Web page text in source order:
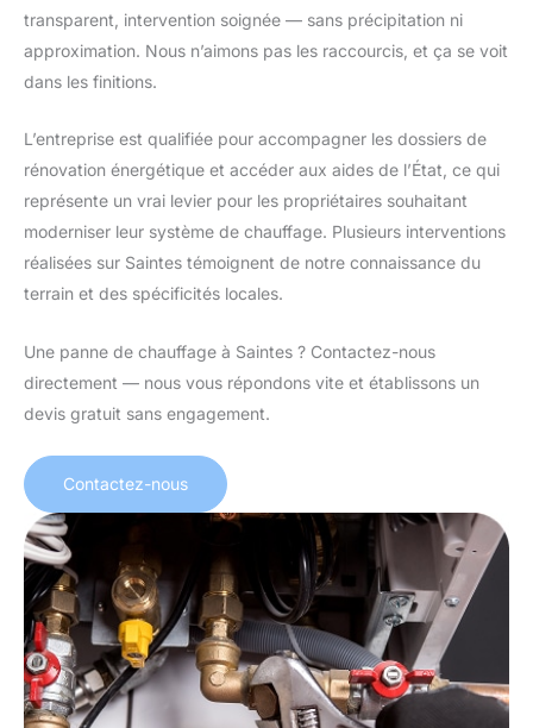
transparent, intervention soignée — sans précipitation ni
approximation. Nous n’aimons pas les raccourcis, et ça se voit
dans les finitions.
L’entreprise est qualifiée pour accompagner les dossiers de
rénovation énergétique et accéder aux aides de l’État, ce qui
représente un vrai levier pour les propriétaires souhaitant
moderniser leur système de chauffage. Plusieurs interventions
réalisées sur Saintes témoignent de notre connaissance du
terrain et des spécificités locales.
Une panne de chauffage à Saintes ? Contactez-nous
directement — nous vous répondons vite et établissons un
devis gratuit sans engagement.
Contactez-nous